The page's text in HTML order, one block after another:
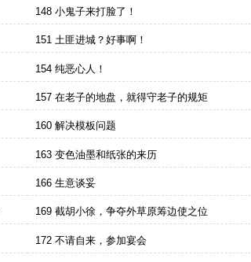
148 小鬼子来打脸了！
151 土匪进城？好事啊！
154 纯恶心人！
157 在老子的地盘，就得守老子的规矩
160 解决模板问题
163 变色油墨和纸张的来历
166 生意谈妥
169 截胡小徐，争夺外草原筹边使之位
172 不请自来，参加宴会